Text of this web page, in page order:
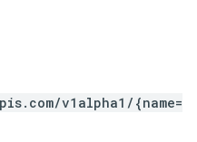
v1alpha1/{name=